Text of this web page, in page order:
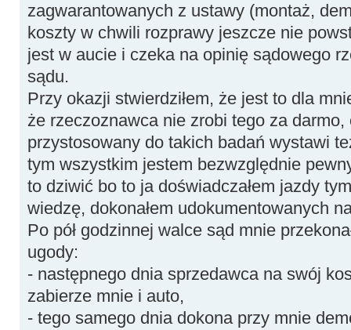
zagwarantowanych z ustawy (montaż,
koszty w chwili rozprawy jeszcze nie
jest w aucie i czeka na opinię sądowego
sądu.
Przy okazji stwierdziłem, że jest to dla
że rzeczoznawca nie zrobi tego za
przystosowany do takich badań wystawi
tym wszystkim jestem bezwzględnie
to dziwić bo to ja doświadczałem jazdy
wiedzę, dokonałem udokumentowanych
Po pół godzinnej walce sąd mnie
ugody:
- następnego dnia sprzedawca na swój
zabierze mnie i auto,
- tego samego dnia dokona przy mnie